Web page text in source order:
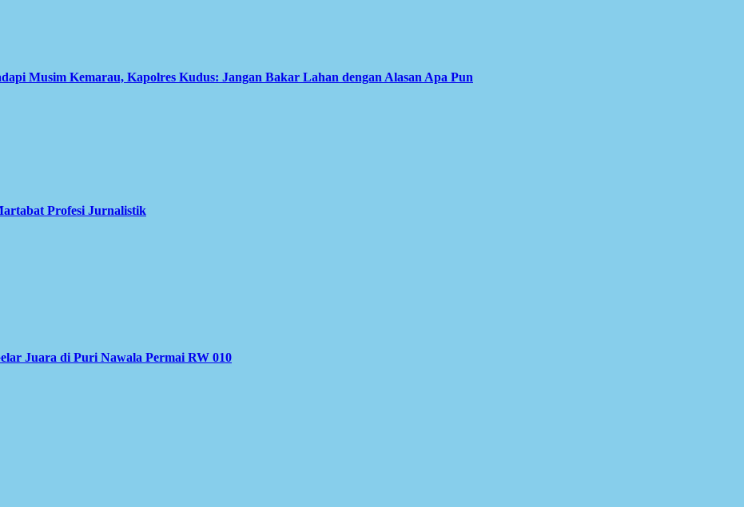
Musim Kemarau, Kapolres Kudus: Jangan Bakar Lahan dengan Alasan Apa Pun
Profesi Jurnalistik
Juara di Puri Nawala Permai RW 010